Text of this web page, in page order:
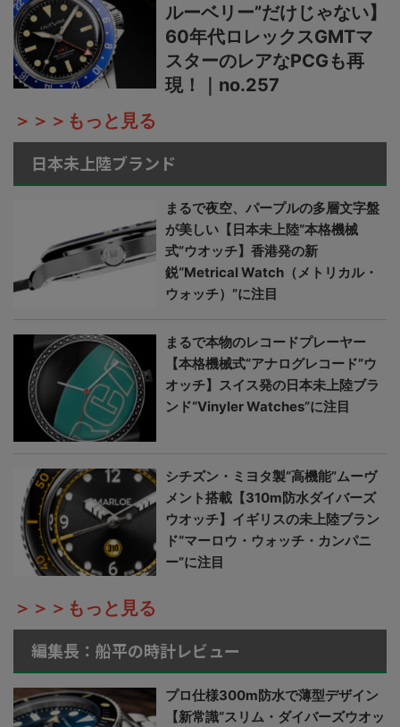
ルーベリー”だけじゃない】
60年代ロレックスGMTマ
スターのレアなPCGも再
現！｜no.257
＞＞＞もっと見る
日本未上陸ブランド
まるで夜空、パープルの多層文字盤
が美しい【日本未上陸“本格機械
式”ウオッチ】香港発の新
鋭“Metrical Watch（メトリカル・
ウォッチ）”に注目
まるで本物のレコードプレーヤー
【本格機械式“アナログレコード”ウ
オッチ】スイス発の日本未上陸ブラ
ンド“Vinyler Watches”に注目
シチズン・ミヨタ製“高機能”ムーヴ
メント搭載【310m防水ダイバーズ
ウオッチ】イギリスの未上陸ブラン
ド“マーロウ・ウォッチ・カンパニ
ー”に注目
＞＞＞もっと見る
編集長：船平の時計レビュー
プロ仕様300m防水で薄型デザイン
【新常識“スリム・ダイバーズウオッ